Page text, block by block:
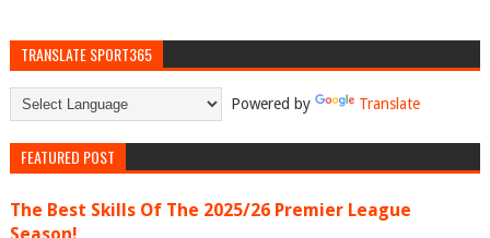
TRANSLATE SPORT365
Powered by Translate
FEATURED POST
The Best Skills Of The 2025/26 Premier League